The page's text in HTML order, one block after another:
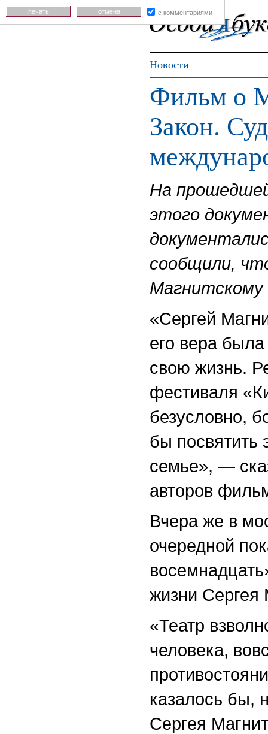
Новости
Фильм о
Закон.
На
этого
сообщили,
Магнитскому
«Сергей
его вера
свою жизнь.
фестиваля
безусловно,
бы посвятить
семье», —
авторов
Вчера же в
очередной
жизни Сергея
«Театр
человека,
казалось бы,
Сергея
печать отмена с комментариями